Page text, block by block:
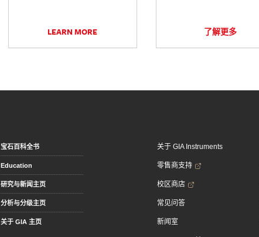
LEARN MORE 了解更多
宝石百科全书
Education
研究与新闻主页
分析与分级主页
关于 GIA 主页
关于 GIA Instruments
零售商支持
校区商店
常见问答
新闻室